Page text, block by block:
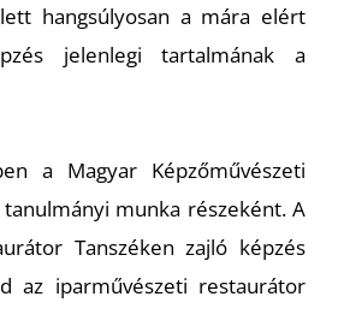
hangsúlyosan a mára elért
jelenlegi tartalmának a
a Magyar Képzőművészeti
munka részeként. A
Tanszéken zajló képzés
az iparművészeti restaurátor